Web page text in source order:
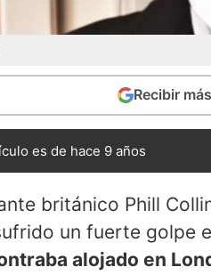
Recibir
es de hace 9 años
británico Phill
un fuerte golpe
alojado en